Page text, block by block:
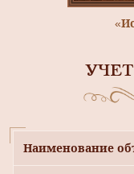
Наименование